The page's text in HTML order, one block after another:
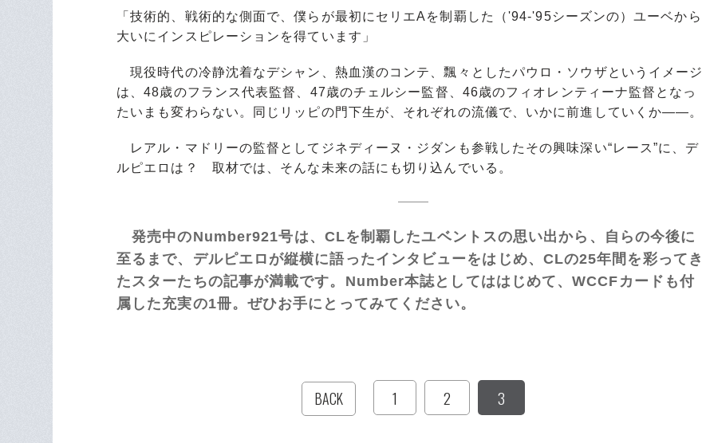
「技術的、戦術的な側面で、僕らが最初にセリエAを制覇した（'94-'95シーズンの）ユーベから
大いにインスピレーションを得ています」
現役時代の冷静沈着なデシャン、熱血漢のコンテ、飄々としたパウロ・ソウザというイメージ
は、48歳のフランス代表監督、47歳のチェルシー監督、46歳のフィオレンティーナ監督となっ
たいまも変わらない。同じリッピの門下生が、それぞれの流儀で、いかに前進していくか――。
レアル・マドリーの監督としてジネディーヌ・ジダンも参戦したその興味深い“レース”に、デ
ルピエロは？ 取材では、そんな未来の話にも切り込んでいる。
発売中のNumber921号は、CLを制覇したユベントスの思い出から、自らの今後に
至るまで、デルピエロが縦横に語ったインタビューをはじめ、CLの25年間を彩ってき
たスターたちの記事が満載です。Number本誌としてははじめて、WCCFカードも付
属した充実の1冊。ぜひお手にとってみてください。
BACK 1 2 3